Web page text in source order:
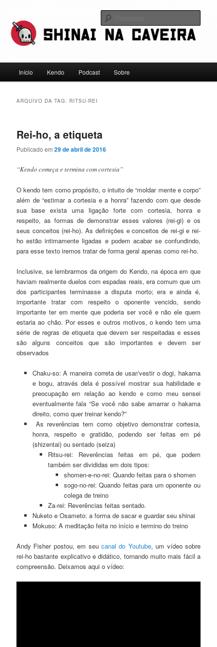
conteúdo
principal
conteúdo
secundário
Shinai na Caveira
principal
Início Kendo Podcast Sobre
ARQUIVO DA TAG: RITSU-REI
Rei-ho, a etiqueta
Publicado em29 de abril de 2016
“Kendo começa e termina com cortesia”
O kendo tem como propósito, o intuito de “moldar mente e corpo”
além de “estimar a cortesia e a honra” fazendo com que desde
sua base exista uma ligação forte com cortesia, honra e
respeito, as formas de demonstrar esses valores (rei-gi) e os
seus conceitos (rei-ho). As definições e conceitos de rei-gi e rei-
ho estão intimamente ligadas e podem acabar se confundindo,
para esse texto iremos tratar de forma geral apenas como rei-ho.
Inclusive, se lembrarmos da origem do Kendo, na época em que
haviam realmente duelos com espadas reais, era comum que um
dos participantes terminasse a disputa morto; era e ainda é,
importante tratar com respeito o oponente vencido, sendo
importante ter em mente que poderia ser você e não ele quem
estaria ao chão. Por esses e outros motivos, o kendo tem uma
série de regras de etiqueta que devem ser respeitadas e esses
são alguns conceitos que são importantes e devem ser
observados
Chaku-so: A maneira correta de usar/vestir o dogi, hakama
e bogu, através dela é possível mostrar sua habilidade e
preocupação em relação ao kendo e como meu sensei
eventualmente fala “Se você não sabe amarrar o hakama
direito, como quer treinar kendo?”
As reverências tem como objetivo demonstrar cortesia,
honra, respeito e gratidão, podendo ser feitas em pé
(shizentai) ou sentado (seiza)
Ritsu-rei: Reverências feitas em pé, que podem
também ser divididas em dois tipos:
shomen-e-no-rei: Quando feitas para o shomen
sogo-no-rei: Quando feitas para um oponente ou
colega de treino
Za-rei: Reverências feitas sentado.
Nuketo e Osameto: a forma de sacar e guardar seu shinai
Mokuso: A meditação feita no início e termino do treino
Andy Fisher postou, em seu canal do Youtube, um vídeo sobre
rei-ho bastante explicativo e didático, tornando muito mais fácil a
compreensão. Deixamos aqui o vídeo: